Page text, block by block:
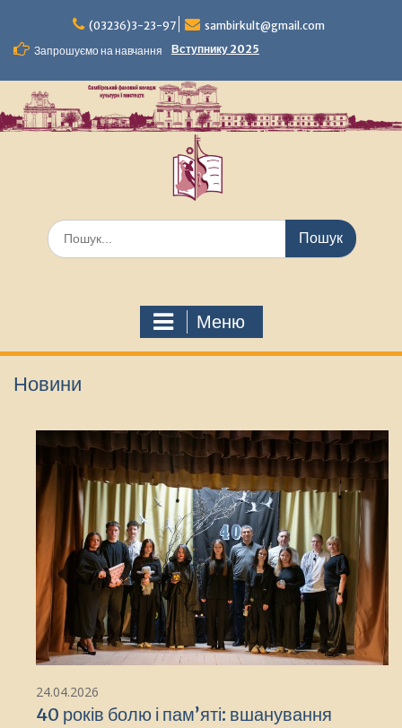
вмісту
(03236)3-23-97
sambirkult@gmail.com
Запрошуємо на навчання
Вступнику 2025
Шукати:
Меню
Новини
24.04.2026
40 років болю і памʼяті: вшанування